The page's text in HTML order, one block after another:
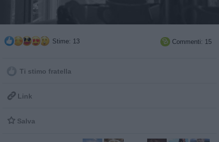
Stime: 13  Commenti: 15
Ti stimo fratella
 Link
 Salva